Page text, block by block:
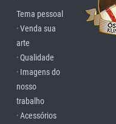
Tema pessoal
· Venda sua
arte
· Qualidade
· Imagens do
nosso
trabalho
· Acessórios